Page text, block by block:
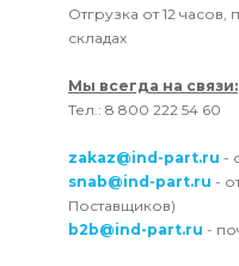
Отгрузка от 12
складах
Мы всегда на связи:
Тел.: 8 800 222 54 60
zakaz@ind-part.ru -
snab@ind-part.ru -
Поставщиков)
b2b@ind-part.ru -